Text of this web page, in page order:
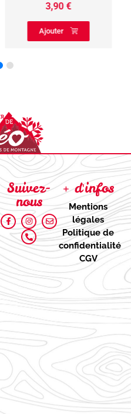
3,90€
Ajouter
Suivez-
nous
+ d'infos
Mentions
légales
Politique de
confidentialité
CGV